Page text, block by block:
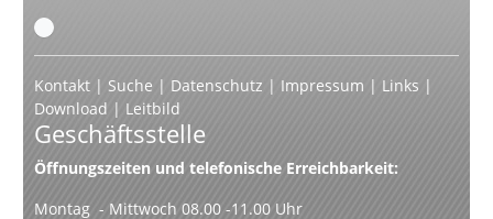
Kontakt | Suche | Datenschutz | Impressum | Links |
Download | Leitbild
Geschäftsstelle
Öffnungszeiten und telefonische Erreichbarkeit:
Montag - Mittwoch 08.00 -11.00 Uhr